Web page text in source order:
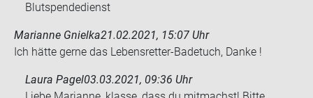
Blutspendedienst
Marianne Gnielka21.02.2021, 15:07 Uhr
Ich hätte gerne das Lebensretter-​Badetuch, Danke !
Laura Pagel03.03.2021, 09:36 Uhr